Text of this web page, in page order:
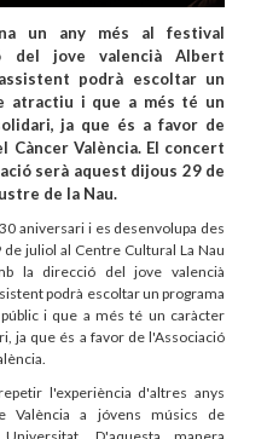
un any més al festival
del jove valencià Albert
podrà escoltar un
atractiu i que a més té un
ja que és a favor de
Càncer València. El concert
serà aquest dijous 29 de
de la Nau.
aniversari i es desenvolupa des
juliol al Centre Cultural La Nau
la direcció del jove valencià
podrà escoltar un programa
i que a més té un caràcter
ja que és a favor de l'Associació
l'experiència d'altres anys
València a jóvens músics de